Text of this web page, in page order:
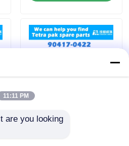
90417-0422
11:11 PM
are you looking